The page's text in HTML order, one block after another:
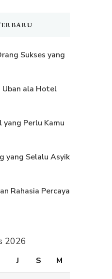
Sukses yang
Uban ala Hotel
yang Perlu Kamu
yang Selalu Asyik
Rahasia Percaya
2026
J S M